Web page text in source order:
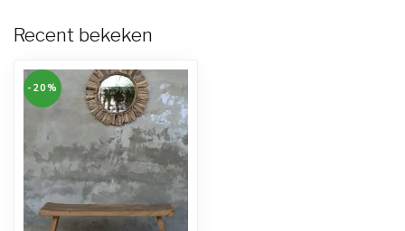
Recent bekeken
-20%